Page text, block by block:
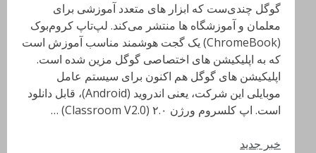
گوگل چندی‌ست که ابزار های متعدد آموزشی برای
معلمان و آموزشگاه ها منتشر می‌کند. لپ‌تاپ کروم‌بوک
(ChromeBook) یک گجت هوشمند مناسب آموزش است
که به اپلیکیشن های اختصاصی گوگل مزین شده است.
اپلیکیشن های گوگل هم اکنون برای سیستم عامل
موبایلی این شرکت، یعنی اندروید (Android)، قابل دانلود
است. اپ کلسروم ورژن ۲.۰ (Classroom V2.0) …
خبر جدید